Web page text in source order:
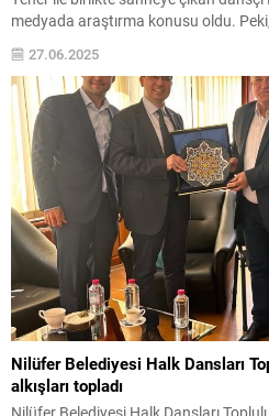
medyada araştırma konusu oldu.
mü? Mecnun Giasar nereli?
27.06.2025
Nilüfer Belediyesi Halk Dansları
alkışları topladı
Nilüfer Belediyesi Halk Dansları